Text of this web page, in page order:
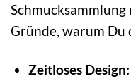
Gründe, warum Du
Zeitloses Design: